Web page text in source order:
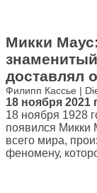
Микки
доставлял
Филипп Кассье |
18 ноября 2021
18 ноября 1928
появился Микки
всего мира,
феномену,